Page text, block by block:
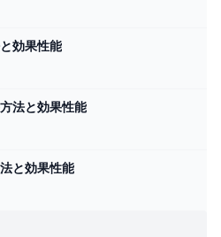
効果性能
法と効果性能
と効果性能